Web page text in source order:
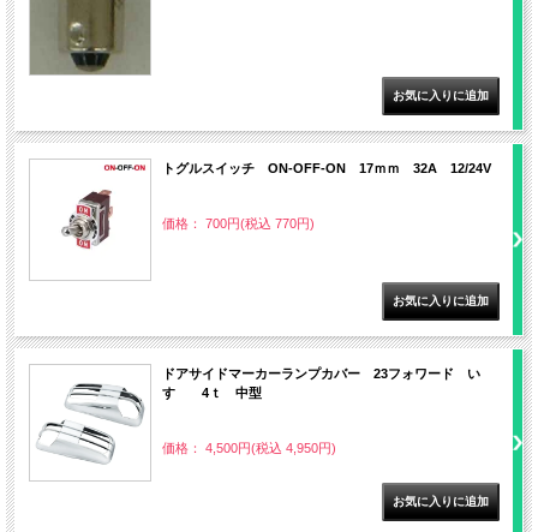
トグルスイッチ ON-OFF-ON 17ｍｍ 32A 12/24V
価格： 700円(税込 770円)
ドアサイドマーカーランプカバー 23フォワード い
すゞ 4ｔ 中型
価格： 4,500円(税込 4,950円)